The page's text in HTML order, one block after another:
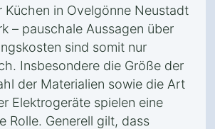
Küchen in Ovelgönne Neustadt
– pauschale Aussagen über
sind somit nur
Insbesondere die Größe der
der Materialien sowie die Art
Elektrogeräte spielen eine
Rolle. Generell gilt, dass